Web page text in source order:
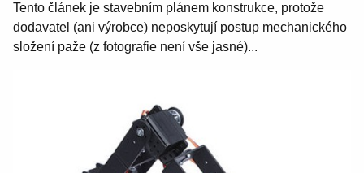
Tento článek je stavebním plánem konstrukce, protože
dodavatel (ani výrobce) neposkytují postup mechanického
složení paže (z fotografie není vše jasné)...